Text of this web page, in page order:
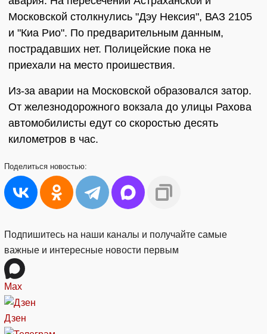
Московской столкнулись "Дэу Нексия", ВАЗ 2105
и "Киа Рио". По предварительным данным,
пострадавших нет. Полицейские пока не
приехали на место проишествия.
Из-за аварии на Московской образовался затор.
От железнодорожного вокзала до улицы Рахова
автомобилисты едут со скоростью десять
километров в час.
Поделиться новостью:
Подпишитесь на наши каналы и получайте самые
важные и интересные новости первым
Max
Дзен